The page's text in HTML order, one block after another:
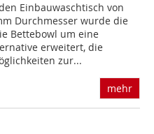
Einbauwaschtisch von
Durchmesser wurde die
Bettebowl um eine
erweitert, die
zur...
mehr